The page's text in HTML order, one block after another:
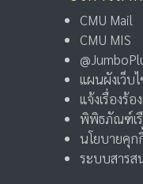
CMU Mail
CMU MIS
แผนผังเว็บ
แจ้งเรื่องร้อ
พิพิธภัณฑ์เ
นโยบายคุก
ระบบสารส